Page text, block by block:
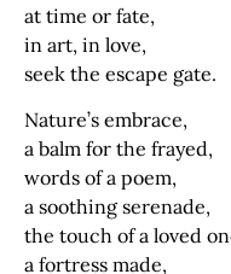
at time or fate,
in art, in love,
seek the escape gate.
Nature’s embrace,
a balm for the frayed,
words of a poem,
a soothing serenade,
the touch of a loved
a fortress made,